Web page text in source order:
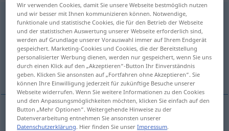
angeschlagen
Übersicht aller Übersetzungen
(Für mehr Details die Übersetzung anklicken/antippen)
poremećen, potresen, oštećen
poremećen angeschlagenGesundheit
Wir verwenden Cookies, damit Sie unsere Webseite bestmöglich nutzen
und wir besser mit Ihnen kommunizieren können. Notwendige,
funktionale und statistische Cookies, die für den Betrieb der Webseite
und der statistischen Auswertung unserer Webseite erforderlich sind,
werden auf Grundlage unserer Vorauswahl immer auf Ihrem Endgerät
gespeichert. Marketing-Cookies und Cookies, die der Bereitstellung
personalisierter Werbung dienen, werden nur gespeichert, wenn Sie uns
durch einen Klick auf den „Akzeptieren“-Button Ihr Einverständnis
geben. Klicken Sie ansonsten auf „Fortfahren ohne Akzeptieren“. Sie
können Ihre Einwilligung jederzeit für zukünftige Besuche unserer
Webseite widerrufen. Wenn Sie weitere Informationen zu den Cookies
und den Anpassungsmöglichkeiten möchten, klicken Sie einfach auf den
Button „Mehr Optionen“. Weitergehende Hinweise zu der
Datenverarbeitung entnehmen Sie ansonsten unserer
Datenschutzerklärung. Hier finden Sie unserImpressum.